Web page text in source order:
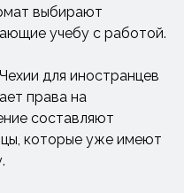
выбирают
учебу с работой.
для иностранцев
права на
составляют
которые уже имеют